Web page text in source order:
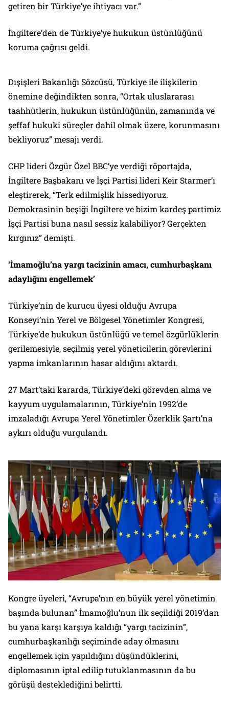
getiren bir Türkiye’ye ihtiyacı var.”
İngiltere’den de Türkiye’ye hukukun üstünlüğünü
koruma çağrısı geldi.
Dışişleri Bakanlığı Sözcüsü, Türkiye ile ilişkilerin
önemine değindikten sonra, “Ortak uluslararası
taahhütlerin, hukukun üstünlüğünün, zamanında ve
şeffaf hukuki süreçler dahil olmak üzere, korunmasını
bekliyoruz” mesajı verdi.
CHP lideri Özgür Özel BBC’ye verdiği röportajda,
İngiltere Başbakanı ve İşçi Partisi lideri Keir Starmer’ı
eleştirerek, “Terk edilmişlik hissediyoruz.
Demokrasinin beşiği İngiltere ve bizim kardeş partimiz
İşçi Partisi buna nasıl sessiz kalabiliyor? Gerçekten
kırgınız” demişti.
‘İmamoğlu’na yargı tacizinin amacı, cumhurbaşkanı
adaylığını engellemek’
Türkiye’nin de kurucu üyesi olduğu Avrupa
Konseyi’nin Yerel ve Bölgesel Yönetimler Kongresi,
Türkiye’de hukukun üstünlüğü ve temel özgürlüklerin
gerilemesiyle, seçilmiş yerel yöneticilerin görevlerini
yapma imkanlarının hasar aldığını aktardı.
27 Mart’taki kararda, Türkiye’deki görevden alma ve
kayyum uygulamalarının, Türkiye’nin 1992’de
imzaladığı Avrupa Yerel Yönetimler Özerklik Şartı’na
aykırı olduğu vurgulandı.
Kongre üyeleri, “Avrupa’nın en büyük yerel yönetimin
başında bulunan” İmamoğlu’nun ilk seçildiği 2019’dan
bu yana karşı karşıya kaldığı “yargı tacizinin”,
cumhurbaşkanlığı seçiminde aday olmasını
engellemek için yapıldığını düşündüklerini,
diplomasının iptal edilip tutuklanmasının da bu
görüşü desteklediğini belirtti.